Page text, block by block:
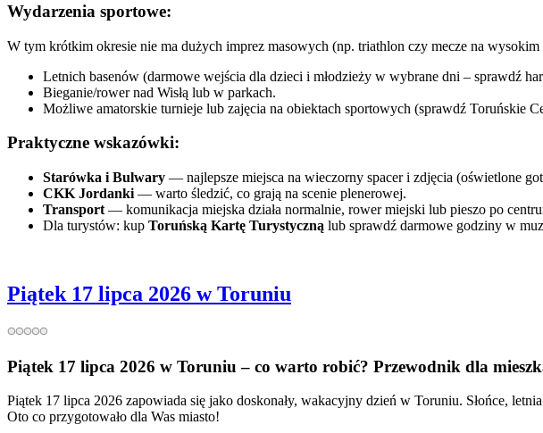
Wydarzenia sportowe:
W tym krótkim okresie nie ma dużych imprez masowych (np. triathlon czy mecze na
Letnich basenów (darmowe wejścia dla dzieci i młodzieży w wybrane dni – sprawdź
Bieganie/rower nad Wisłą lub w parkach.
Możliwe amatorskie turnieje lub zajęcia na obiektach sportowych (sprawdź Toruńskie
Praktyczne wskazówki:
Starówka i Bulwary — najlepsze miejsca na wieczorny spacer i zdjęcia (oświetlone
CKK Jordanki — warto śledzić, co grają na scenie plenerowej.
Transport — komunikacja miejska działa normalnie, rower miejski lub pieszo po
Dla turystów: kup Toruńską Kartę Turystyczną lub sprawdź darmowe godziny w
Piątek 17 lipca 2026 w Toruniu
Piątek 17 lipca 2026 w Toruniu – co warto robić? Przewodnik dla
Piątek 17 lipca 2026 zapowiada się jako doskonały, wakacyjny dzień w Toruniu. Słońce,
Oto co przygotowało dla Was miasto!